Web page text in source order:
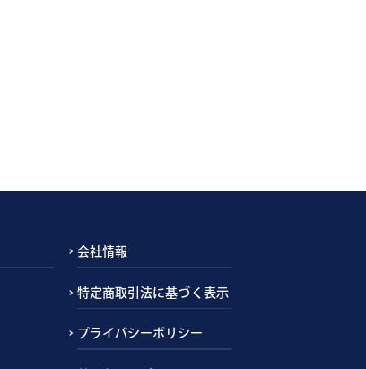
会社情報
特定商取引法に基づく表示
プライバシーポリシー